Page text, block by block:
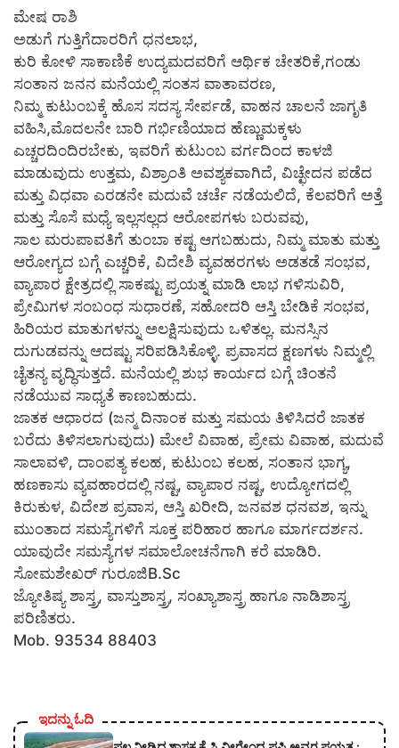
ಮೇಷ ರಾಶಿ
ಅಡುಗೆ ಗುತ್ತಿಗೆದಾರರಿಗೆ ಧನಲಾಭ,
ಕುರಿ ಕೋಳಿ ಸಾಕಾಣಿಕೆ ಉದ್ಯಮದವರಿಗೆ ಆರ್ಥಿಕ ಚೇತರಿಕೆ,ಗಂಡು
ಸಂತಾನ ಜನನ ಮನೆಯಲ್ಲಿ ಸಂತಸ ವಾತಾವರಣ,
ನಿಮ್ಮ ಕುಟುಂಬಕ್ಕೆ ಹೊಸ ಸದಸ್ಯ ಸೇರ್ಪಡೆ, ವಾಹನ ಚಾಲನೆ ಜಾಗೃತಿ
ವಹಿಸಿ,ಮೊದಲನೇ ಬಾರಿ ಗರ್ಭಿಣಿಯಾದ ಹೆಣ್ಣುಮಕ್ಕಳು
ಎಚ್ಚರದಿಂದಿರಬೇಕು, ಇವರಿಗೆ ಕುಟುಂಬ ವರ್ಗದಿಂದ ಕಾಳಜಿ
ಮಾಡುವುದು ಉತ್ತಮ, ವಿಶ್ರಾಂತಿ ಅವಶ್ಯಕವಾಗಿದೆ, ವಿಚ್ಛೇದನ ಪಡೆದ
ಮತ್ತು ವಿಧವಾ ಎರಡನೇ ಮದುವೆ ಚರ್ಚೆ ನಡೆಯಲಿದೆ, ಕೆಲವರಿಗೆ ಅತ್ತೆ
ಮತ್ತು ಸೊಸೆ ಮಧ್ಯೆ ಇಲ್ಲಸಲ್ಲದ ಆರೋಪಗಳು ಬರುವವು,
ಸಾಲ ಮರುಪಾವತಿಗೆ ತುಂಬಾ ಕಷ್ಟ ಆಗಬಹುದು, ನಿಮ್ಮ ಮಾತು ಮತ್ತು
ಆರೋಗ್ಯದ ಬಗ್ಗೆ ಎಚ್ಚರಿಕೆ, ವಿದೇಶಿ ವ್ಯವಹರಗಳು ಅಡತಡೆ ಸಂಭವ,
ವ್ಯಾಪಾರ ಕ್ಷೇತ್ರದಲ್ಲಿ ಸಾಕಷ್ಟು ಪ್ರಯತ್ನ ಮಾಡಿ ಲಾಭ ಗಳಿಸುವಿರಿ,
ಪ್ರೇಮಿಗಳ ಸಂಬಂಧ ಸುಧಾರಣೆ, ಸಹೋದರಿ ಆಸ್ತಿ ಬೇಡಿಕೆ ಸಂಭವ,
ಹಿರಿಯರ ಮಾತುಗಳನ್ನು ಅಲಕ್ಷಿಸುವುದು ಒಳಿತಲ್ಲ. ಮನಸ್ಸಿನ
ದುಗುಡವನ್ನು ಆದಷ್ಟು ಸರಿಪಡಿಸಿಕೊಳ್ಳಿ. ಪ್ರವಾಸದ ಕ್ಷಣಗಳು ನಿಮ್ಮಲ್ಲಿ
ಚೈತನ್ಯ ವೃದ್ಧಿಸುತ್ತದೆ. ಮನೆಯಲ್ಲಿ ಶುಭ ಕಾರ್ಯದ ಬಗ್ಗೆ ಚಿಂತನೆ
ನಡೆಯುವ ಸಾಧ್ಯತೆ ಕಾಣಬಹುದು.
ಜಾತಕ ಆಧಾರದ (ಜನ್ಮ ದಿನಾಂಕ ಮತ್ತು ಸಮಯ ತಿಳಿಸಿದರೆ ಜಾತಕ
ಬರೆದು ತಿಳಿಸಲಾಗುವುದು) ಮೇಲೆ ವಿವಾಹ, ಪ್ರೇಮ ವಿವಾಹ, ಮದುವೆ
ಸಾಲಾವಳಿ, ದಾಂಪತ್ಯ ಕಲಹ, ಕುಟುಂಬ ಕಲಹ, ಸಂತಾನ ಭಾಗ್ಯ,
ಹಣಕಾಸು ವ್ಯವಹಾರದಲ್ಲಿ ನಷ್ಟ, ವ್ಯಾಪಾರ ನಷ್ಟ, ಉದ್ಯೋಗದಲ್ಲಿ
ಕಿರುಕುಳ, ವಿದೇಶ ಪ್ರವಾಸ, ಆಸ್ತಿ ಖರೀದಿ, ಜನವಶ ಧನವಶ, ಇನ್ನು
ಮುಂತಾದ ಸಮಸ್ಯೆಗಳಿಗೆ ಸೂಕ್ತ ಪರಿಹಾರ ಹಾಗೂ ಮಾರ್ಗದರ್ಶನ.
ಯಾವುದೇ ಸಮಸ್ಯೆಗಳ ಸಮಾಲೋಚನೆಗಾಗಿ ಕರೆ ಮಾಡಿರಿ.
ಸೋಮಶೇಖರ್ ಗುರೂಜಿB.Sc
ಜ್ಯೋತಿಷ್ಯ ಶಾಸ್ತ್ರ, ವಾಸ್ತುಶಾಸ್ತ್ರ, ಸಂಖ್ಯಾಶಾಸ್ತ್ರ ಹಾಗೂ ನಾಡಿಶಾಸ್ತ್ರ
ಪರಿಣಿತರು.
Mob. 93534 88403
ಇದನ್ನು ಓದಿ